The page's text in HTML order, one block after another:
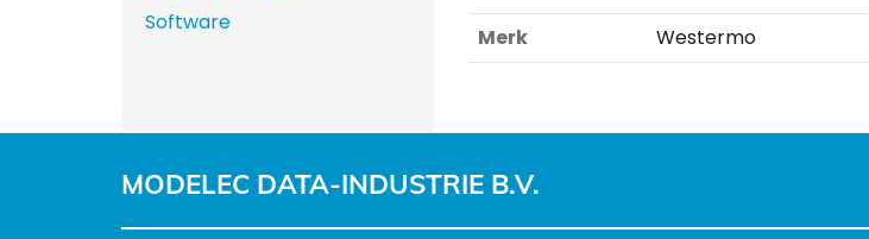
Merk Westermo
Software
MODELEC DATA-INDUSTRIE B.V.